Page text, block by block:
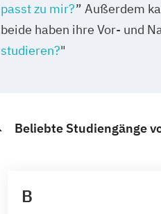
passt zu mir?” Außerdem
beide haben ihre Vor- und
studieren?"
Beliebte Studiengänge
B